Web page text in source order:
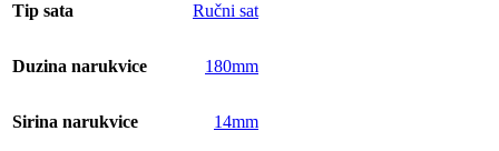
Tip sata Ručni sat
Duzina narukvice 180mm
Sirina narukvice 14mm